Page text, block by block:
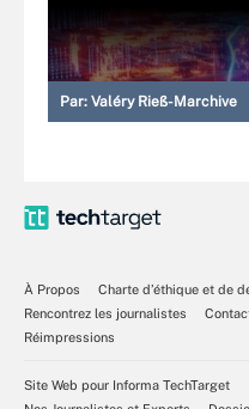
Par: Valéry Rieß-Marchive
À Propos
Charte d’éthique et de
Rencontrez les journalistes
Réimpressions
Site Web pour Informa TechTarget